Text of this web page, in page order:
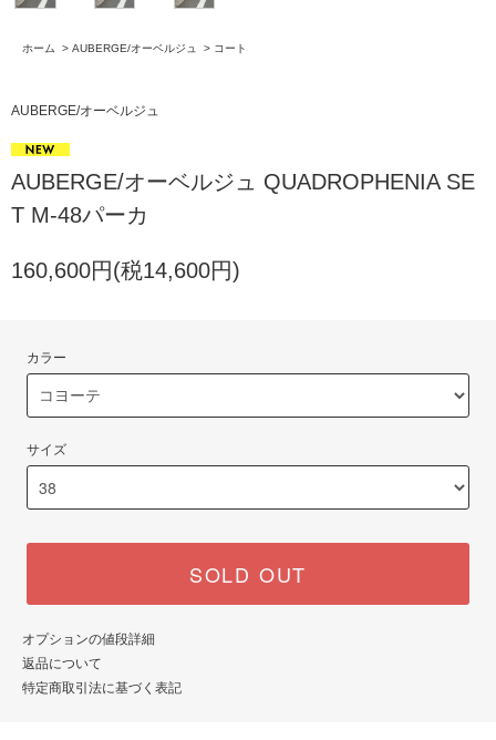
ホーム > AUBERGE/オーベルジュ > コート
AUBERGE/オーベルジュ
AUBERGE/オーベルジュ QUADROPHENIA SE
T M-48パーカ
160,600円(税14,600円)
カラー
サイズ
SOLD OUT
オプションの値段詳細
返品について
特定商取引法に基づく表記